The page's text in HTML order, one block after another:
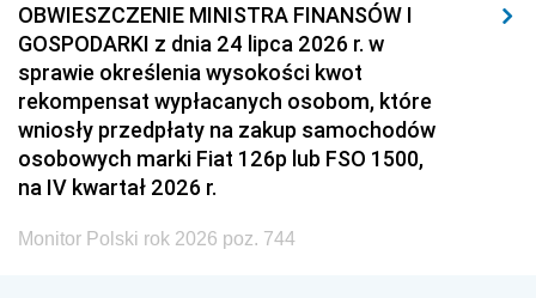
OBWIESZCZENIE MINISTRA FINANSÓW I
GOSPODARKI z dnia 24 lipca 2026 r. w
sprawie określenia wysokości kwot
rekompensat wypłacanych osobom, które
wniosły przedpłaty na zakup samochodów
osobowych marki Fiat 126p lub FSO 1500,
na IV kwartał 2026 r.
Monitor Polski rok 2026 poz. 744